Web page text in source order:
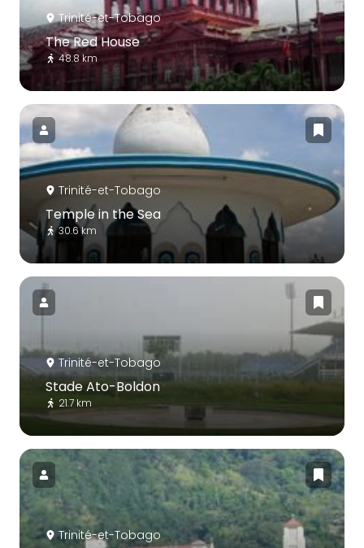
Trinité-et-Tobago
The Red House
48.8 km
Trinité-et-Tobago
Temple in the Sea
30.6 km
Trinité-et-Tobago
Stade Ato-Boldon
21.7 km
Trinité-et-Tobago